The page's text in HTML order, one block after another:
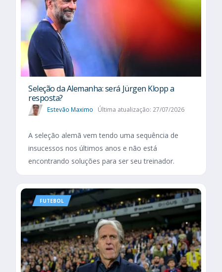
Seleção da Alemanha: será Jürgen Klopp a
resposta?
Estevão Maximo Última atualização: 27/07/2026
A seleção alemã vem tendo uma sequência de
insucessos nos últimos anos e não está
encontrando soluções para ser seu treinador.
FUTEBOL